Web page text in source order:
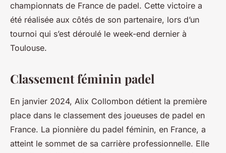
championnats de France de padel. Cette victoire a
été réalisée aux côtés de son partenaire, lors d’un
tournoi qui s’est déroulé le week-end dernier à
Toulouse.
Classement féminin padel
En janvier 2024, Alix Collombon détient la première
place dans le classement des joueuses de padel en
France. La pionnière du padel féminin, en France, a
atteint le sommet de sa carrière professionnelle. Elle